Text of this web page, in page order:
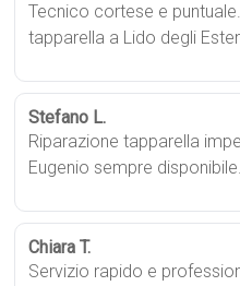
Tecnico cortese e
tapparella a Lido degli
Stefano L.
Riparazione tapparella
Eugenio sempre disponibile.
Chiara T.
Servizio rapido e